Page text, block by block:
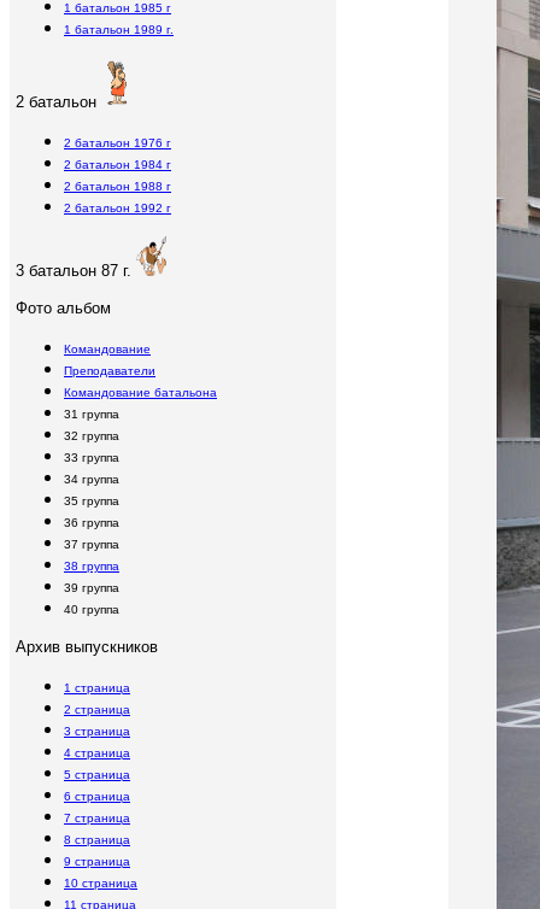
1 батальон 1985 г
1 батальон 1989 г.
2 батальон
2 батальон 1976 г
2 батальон 1984 г
2 батальон 1988 г
2 батальон 1992 г
3 батальон 87 г.
Фото альбом
Командование
Преподаватели
Командование батальона
31 группа
32 группа
33 группа
34 группа
35 группа
36 группа
37 группа
38 группа
39 группа
40 группа
Архив выпускников
1 страница
2 страница
3 страница
4 страница
5 страница
6 страница
7 страница
8 страница
9 страница
10 страница
11 страница